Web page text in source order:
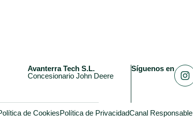
Avanterra Tech S.L.
Concesionario John Deere
Síguenos en
de CookiesPolítica de PrivacidadCanal Responsable